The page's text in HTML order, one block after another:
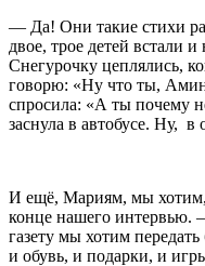
— Да! Они такие стихи
двое, трое детей встали
Снегурочку цеплялись,
говорю: «Ну что ты,
спросила: «А ты почему
заснула в автобусе. Ну,
И ещё, Мариям, мы хотим,
конце нашего интервью.
газету мы хотим
и обувь, и подарки, и